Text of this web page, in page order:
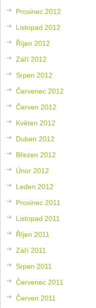
Prosinec 2012
Listopad 2012
Říjen 2012
Září 2012
Srpen 2012
Červenec 2012
Červen 2012
Květen 2012
Duben 2012
Březen 2012
Únor 2012
Leden 2012
Prosinec 2011
Listopad 2011
Říjen 2011
Září 2011
Srpen 2011
Červenec 2011
Červen 2011